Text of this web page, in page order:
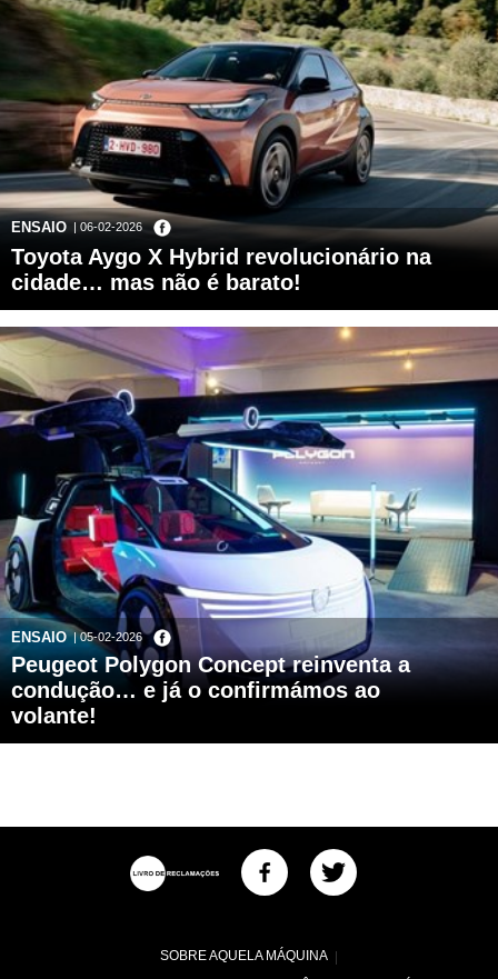
ENSAIO | 06-02-2026
Toyota Aygo X Hybrid revolucionário na
cidade… mas não é barato!
ENSAIO | 05-02-2026
Peugeot Polygon Concept reinventa a
condução… e já o confirmámos ao
volante!
SOBRE AQUELA MÁQUINA